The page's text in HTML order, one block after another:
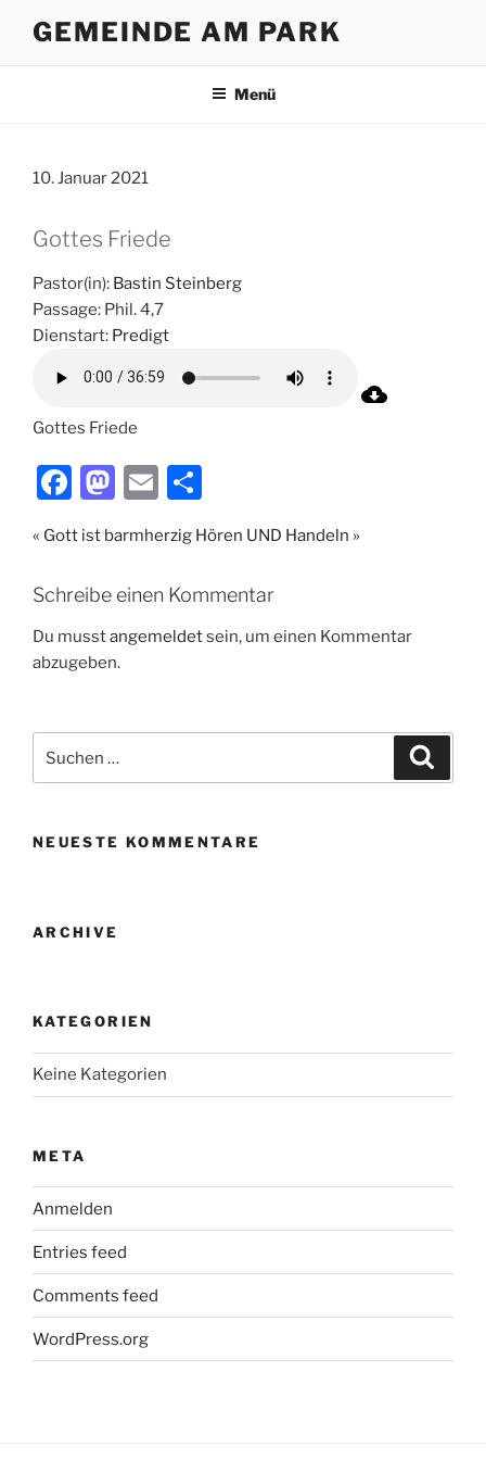
InhaltGEMEINDE AM PARK
Menü
10. Januar 2021
Gottes Friede
Pastor(in): Bastin Steinberg
Passage: Phil. 4,7
Dienstart: Predigt
Gottes Friede
F
c
e
o
k
M
st
o
o
E
ai
l
ei
le
n
« Gott ist barmherzig Hören UND Handeln »
Schreibe einen Kommentar
Du musstangemeldetsein, um einen Kommentar
abzugeben.
nach:
NEUESTE KOMMENTARE
ARCHIVE
KATEGORIEN
Keine Kategorien
META
Anmelden
Entries feed
Comments feed
WordPress.org